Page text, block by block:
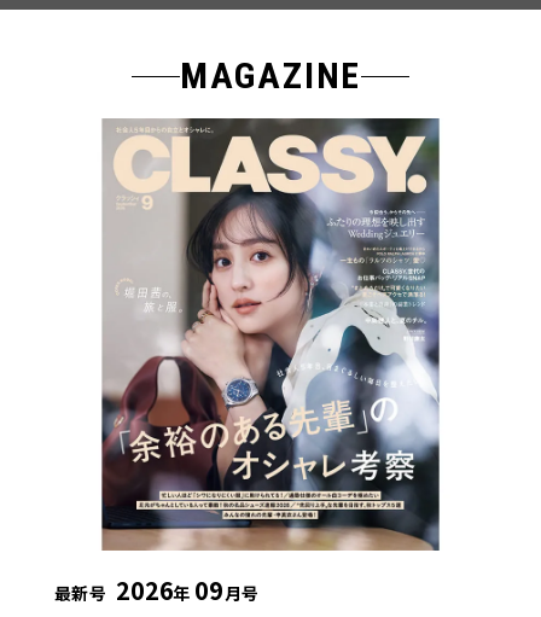
MAGAZINE
最新号 2026年 09月号